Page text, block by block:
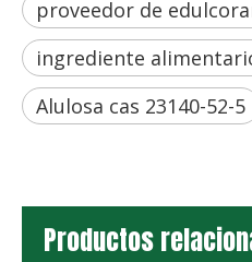
proveedor de
ingrediente
Alulosa cas 23140-52-5
Productos